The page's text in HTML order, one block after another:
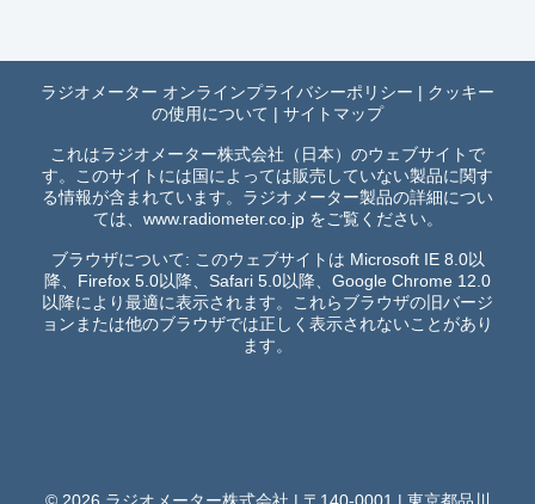
ラジオメーター オンラインプライバシーポリシー | クッキー
の使用について | サイトマップ
これはラジオメーター株式会社（日本）のウェブサイトで
す。このサイトには国によっては販売していない製品に関す
る情報が含まれています。ラジオメーター製品の詳細につい
ては、 www.radiometer.co.jpをご覧ください。
ブラウザについて: このウェブサイトは Microsoft IE 8.0以
降、Firefox 5.0以降、Safari 5.0以降、Google Chrome 12.0
以降により最適に表示されます。これらブラウザの旧バージ
ョンまたは他のブラウザでは正しく表示されないことがあり
ます。